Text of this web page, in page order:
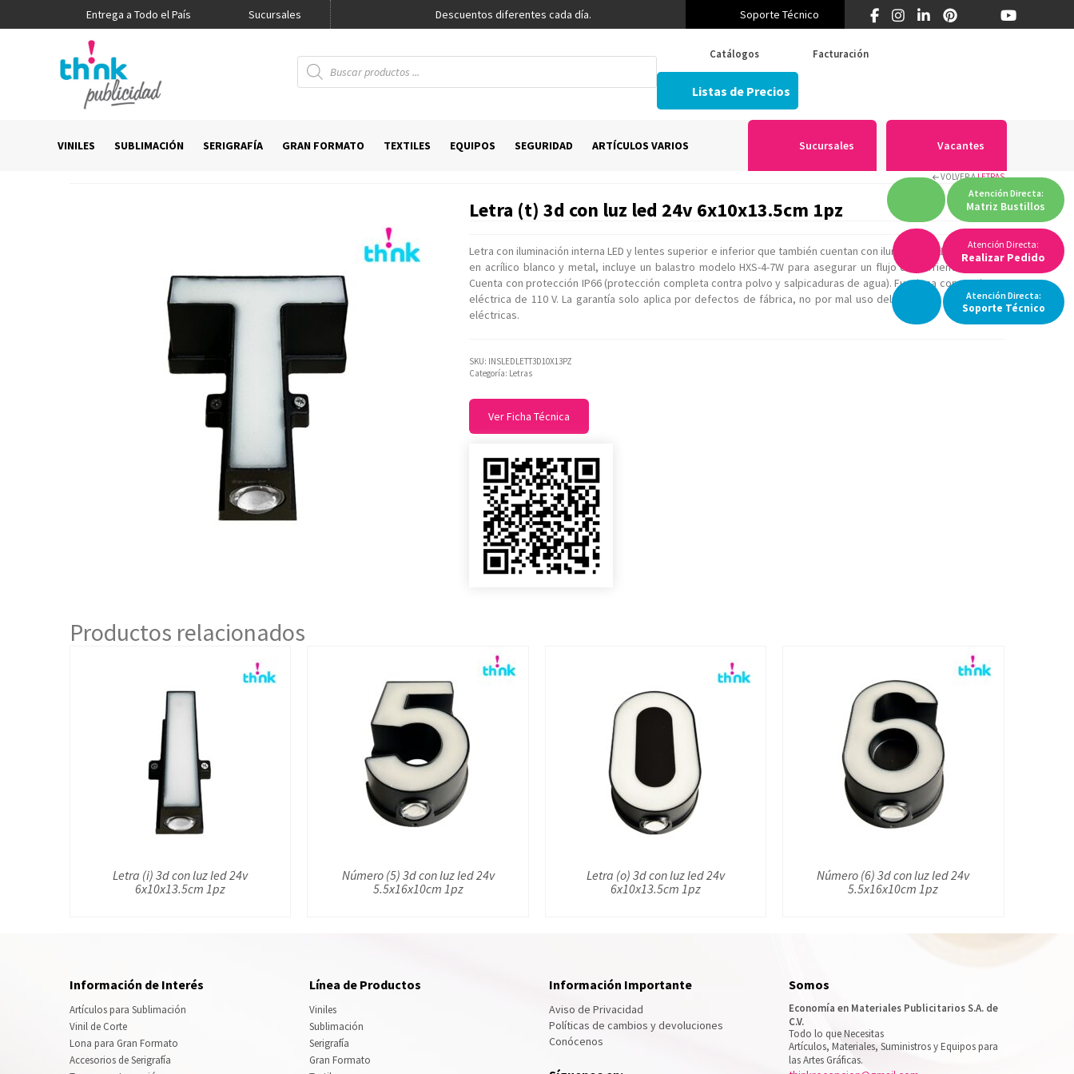
Entrega a Todo el País Sucursales
Promo Think Descuentos diferentes cada día. ¿Primera vez en Think? 55 5519 5346
Soporte Técnico
Atención Directa:
Realizar Pedido
Búsqueda
de
productos
Catálogos Facturación
Listas de Precios
AtenciónDirecta:
Soporte Técnico
VINILES SUBLIMACIÓN SERIGRAFÍA GRAN FORMATO TEXTILES EQUIPOS SEGURIDAD ARTÍCULOS VARIOS Sucursales Vacantes
Atención Directa:
Matriz Bustillos
VOLVER ALETRAS
Letra (t) 3d con luz led 24v 6x10x13.5cm 1pz
Letra con iluminación interna LED y lentes superior e inferior que también cuentan con iluminación LED. Fabricada
en acrílico blanco y metal, incluye un balastro modelo HXS-4-7W para asegurar un flujo de corriente estable.
Cuenta con protección IP66 (protección completa contra polvo y salpicaduras de agua). Funciona con corriente
eléctrica de 110 V. La garantía solo aplica por defectos de fábrica, no por mal uso del producto o descargas
eléctricas.
SKU: INSLEDLETT3D10X13PZ
Categoría: Letras
Ver Ficha Técnica
Productos relacionados
Letra (i) 3d con luz led 24v
6x10x13.5cm 1pz
Número (5) 3d con luz led 24v
5.5x16x10cm 1pz
Letra (o) 3d con luz led 24v
6x10x13.5cm 1pz
Número (6) 3d con luz led 24v
5.5x16x10cm 1pz
Información de Interés
Artículos para Sublimación
Vinil de Corte
Lona para Gran Formato
Accesorios de Serigrafía
Línea de Productos
Viniles
Sublimación
Serigrafía
Gran Formato
Información Importante
Aviso de Privacidad
Políticas de cambios y devoluciones
Conócenos
Somos
Economía en Materiales Publicitarios S.A. de
C.V.
Todo lo que Necesitas
Artículos, Materiales, Suministros y Equipos para
las Artes Gráficas.